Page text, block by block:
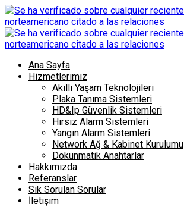
Ana Sayfa
Hizmetlerimiz
Akıllı Yaşam Teknolojileri
Plaka Tanıma Sistemleri
HD&Ip Güvenlik Sistemleri
Hırsız Alarm Sistemleri
Yangın Alarm Sistemleri
Network Ağ & Kabinet Kurulumu
Dokunmatik Anahtarlar
Hakkımızda
Referanslar
Sık Sorulan Sorular
İletişim